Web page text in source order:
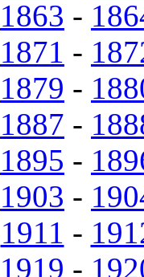
1863 -
1871 -
1879 -
1887 -
1895 -
1903 -
1911 -
1919 -